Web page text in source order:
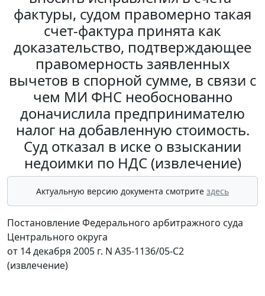
фактуры, судом правомерно такая
счет-фактура принята как
доказательство, подтверждающее
правомерность заявленных
вычетов в спорной сумме, в связи с
чем МИ ФНС необоснованно
доначислила предпринимателю
налог на добавленную стоимость.
Суд отказал в иске о взыскании
недоимки по НДС (извлечение)
Актуальную версию документа смотрите здесь
Постановление Федерального арбитражного суда
Центрального округа
от 14 декабря 2005 г. N А35-1136/05-С2
(извлечение)